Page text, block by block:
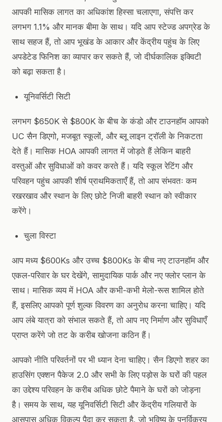
आपकी मासिक लागत का अधिकांश हिस्सा चलाएगा, संपत्ति कर
लगभग 1.1% और मानक बीमा के साथ। यदि आप स्टेज्ड अपग्रेड के
साथ सहज हैं, तो आप भूखंड के आकार और केंद्रीय पहुंच के लिए
अपडेटेड फिनिश का व्यापार कर सकते हैं, जो दीर्घकालिक इक्विटी
को बढ़ा सकता है।
यूनिवर्सिटी सिटी
लगभग $650K से $800K के बीच के कंडो और टाउनहॉम आपको
UC सैन डिएगो, मजबूत स्कूलों, और ब्लू लाइन ट्रॉली के निकटता
देते हैं। मासिक HOA आपकी लागत में जोड़ते हैं लेकिन बाहरी
वस्तुओं और सुविधाओं को कवर करते हैं। यदि स्कूल रेटिंग और
परिवहन पहुंच आपकी शीर्ष प्राथमिकताएँ हैं, तो आप संभवतः कम
रखरखाव और स्थान के लिए छोटे निजी बाहरी स्थान को स्वीकार
करेंगे।
चुला विस्टा
आप मध्य $600Ks और उच्च $800Ks के बीच नए टाउनहॉम और
एकल-परिवार के घर देखेंगे, सामुदायिक पार्क और नए फ्लोर प्लान के
साथ। मासिक व्यय में HOA और कभी-कभी मेलो-रूस शामिल होते
हैं, इसलिए आपको पूर्ण शुल्क विवरण का अनुरोध करना चाहिए। यदि
आप लंबे यात्रा को संभाल सकते हैं, तो आप नए निर्माण और सुविधाएँ
प्राप्त करेंगे जो तट के करीब खोजना कठिन हैं।
आपको नीति परिवर्तनों पर भी ध्यान देना चाहिए। सैन डिएगो शहर का
हाउसिंग एक्शन पैकेज 2.0 और सभी के लिए पड़ोस के घरों की पहल
का उद्देश्य परिवहन के करीब अधिक छोटे पैमाने के घरों को जोड़ना
है। समय के साथ, यह यूनिवर्सिटी सिटी और केंद्रीय गलियारों के
आसपास अधिक विकल्प पैदा कर सकता है, जो भविष्य के पुनर्विक्रय